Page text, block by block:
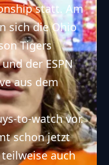
statt. Am
sich die Ohio
Tigers
der ESPN
aus dem
to-watch vor.
schon jetzt
auch